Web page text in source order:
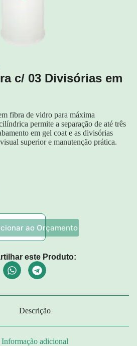
c/ 03 Divisórias em
fibra de vidro para máxima
permite a separação de até três
em gel coat e as divisórias
superior e manutenção prática.
ao Orçamento
este Produto:
Descrição
Informação adicional